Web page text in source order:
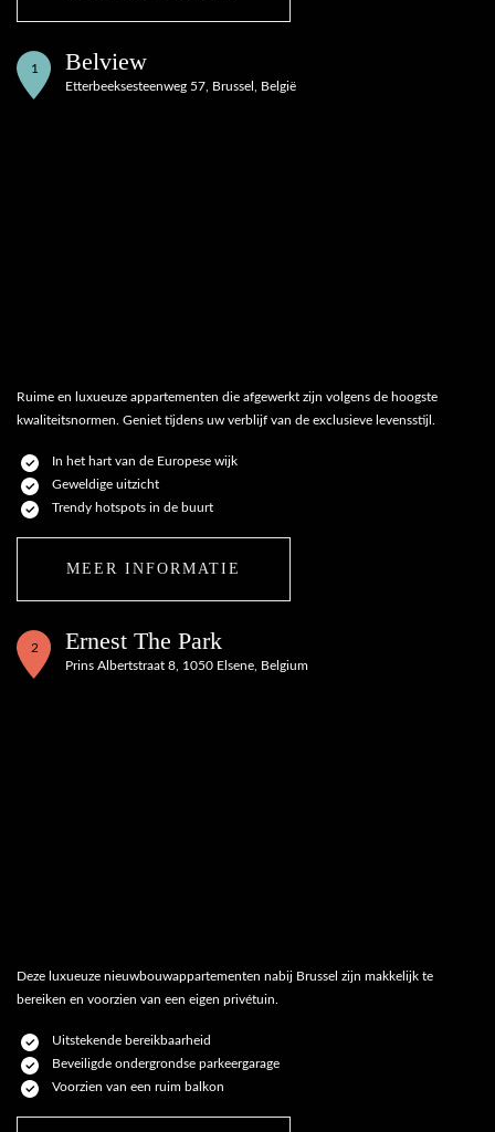
1 Belview
Etterbeeksesteenweg 57, Brussel, België
Ruime en luxueuze appartementen die afgewerkt zijn volgens de hoogste
kwaliteitsnormen. Geniet tijdens uw verblijf van de exclusieve levensstijl.
In het hart van de Europese wijk
Geweldige uitzicht
Trendy hotspots in de buurt
MEER INFORMATIE
2 Ernest The Park
Prins Albertstraat 8, 1050 Elsene, Belgium
Deze luxueuze nieuwbouwappartementen nabij Brussel zijn makkelijk te
bereiken en voorzien van een eigen privétuin.
Uitstekende bereikbaarheid
Beveiligde ondergrondse parkeergarage
Voorzien van een ruim balkon